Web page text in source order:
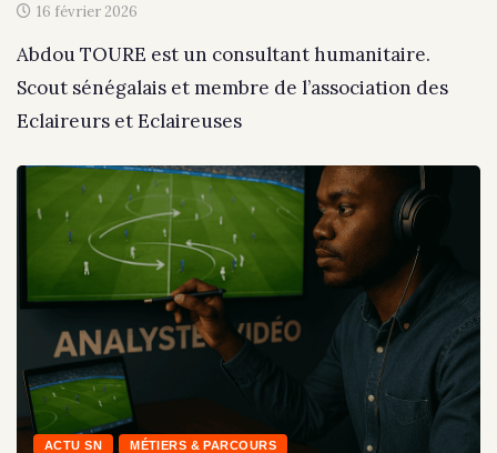
16 février 2026
Abdou TOURE est un consultant humanitaire.
Scout sénégalais et membre de l’association des
Eclaireurs et Eclaireuses
ACTU SN MÉTIERS & PARCOURS